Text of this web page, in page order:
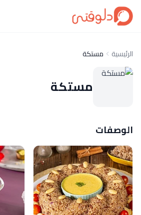
الرئيسية مستكة
مستكة
الوصفات